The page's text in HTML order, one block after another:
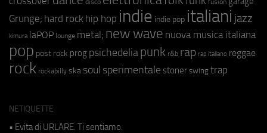
disco
Grunge; hard rock hip hop indie indie pop italiani jazz
kimura laPOP lounge metal; new wave nuova musica italiana
pop post rock prog psichedeliapunk r&b rap rap italiano reggae
rock rockabilly ska soul sperimentale stoner swing trap
NETIQUETTE
• Evita di URLARE. Ti sentiamo.